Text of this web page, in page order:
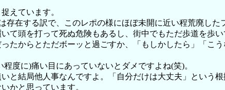
えています。
在する訳で、このレポの様にほぼ未開に近い程荒廃した
て頭を打って死ぬ危険もあるし、街中でもただ歩道を歩
たからとただボーッと過ごすか、「もしかしたら」「こ
度に)痛い目にあっていないとダメですよね(笑)。
と結局他人事なんですよ。「自分だけは大丈夫」という根
かと思っています。